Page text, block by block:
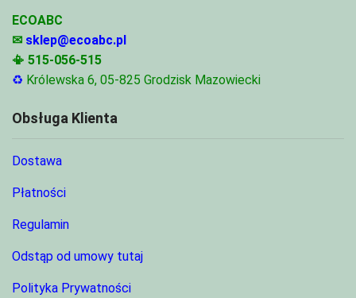
ECOABC
✉ sklep@ecoabc.pl
📳 515-056-515
♻ Królewska 6, 05-825 Grodzisk Mazowiecki
Obsługa Klienta
Dostawa
Płatności
Regulamin
Odstąp od umowy tutaj
Polityka Prywatności